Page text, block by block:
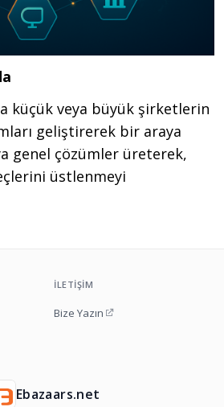
küçük veya büyük şirketlerin
geliştirerek bir araya
genel çözümler üreterek,
üstlenmeyi
İLETIŞIM
Bize Yazın
Ebazaars.net